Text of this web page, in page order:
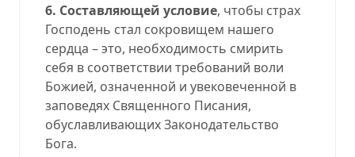
6. Составляющей условие, чтобы страх
Господень стал сокровищем нашего
сердца – это, необходимость смирить
себя в соответствии требований воли
Божией, означенной и увековеченной в
заповедях Священного Писания,
обуславливающих Законодательство
Бога.